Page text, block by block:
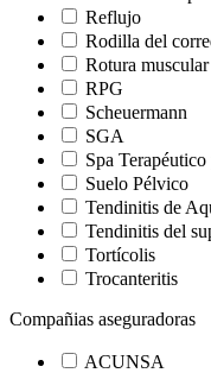
Reflujo
Rodilla del
Rotura muscular
RPG
Scheuermann
SGA
Spa
Suelo Pélvico
Tendinitis de
Tendinitis del
Tortícolis
Trocanteritis
Compañias aseguradoras
ACUNSA